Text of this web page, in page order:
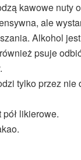
kawowe nuty
ale
Alkohol
psuje
tylko przez nie
likierowe.